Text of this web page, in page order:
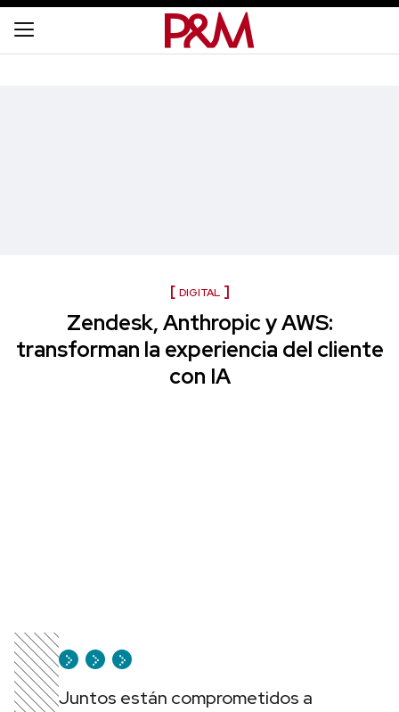
DIGITAL
Zendesk, Anthropic y AWS:
transforman la experiencia del cliente
con IA
Juntos están comprometidos a